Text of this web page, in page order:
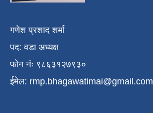
गणेश प्रशाद शर्मा
पद: वडा अध्यक्ष
फोन नंः ९८६३१२७९३०
ईमेल: rmp.bhagawatimai@gmail.com